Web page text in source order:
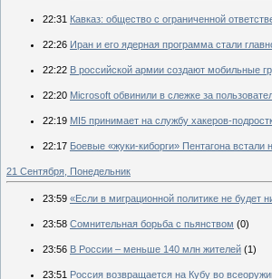
22:31 Кавказ: общество с ограниченной
22:26 Иран и его ядерная программа стали
22:22 В российской армии создают мобильные
22:20 Microsoft обвинили в слежке за
22:19 MI5 принимает на службу хакеров-
22:17 Боевые «жуки-киборги» Пентагона встали
21 Сентября, Понедельник
23:59 «Если в миграционной политике не будет
23:58 Сомнительная борьба с пьянством (0)
23:56 В России – меньше 140 млн жителей (1)
23:51 Россия возвращается на Кубу во